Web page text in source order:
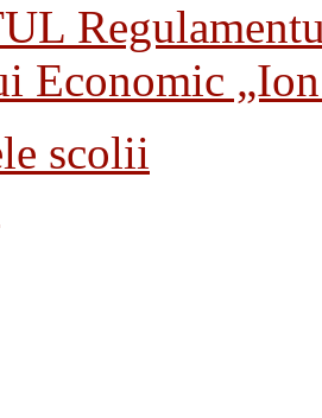
Economic
scolii